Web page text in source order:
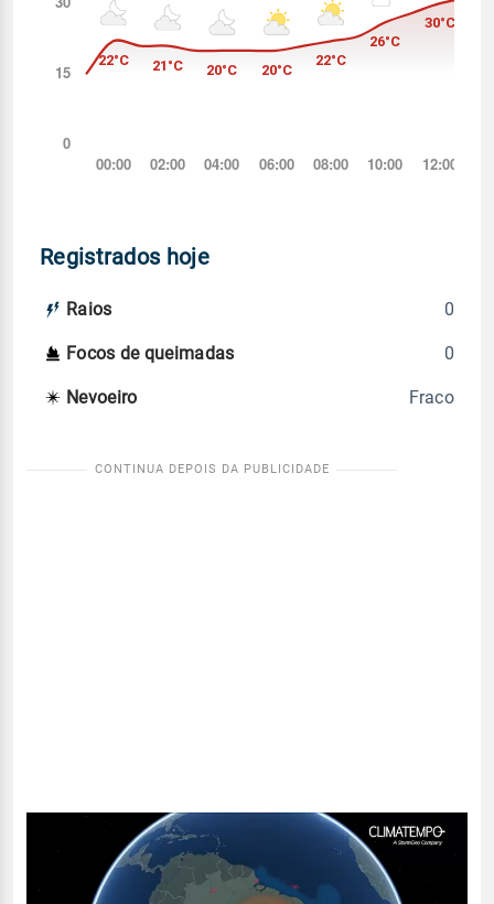
Registrados hoje
Raios 0
Focos de queimadas 0
Nevoeiro Fraco